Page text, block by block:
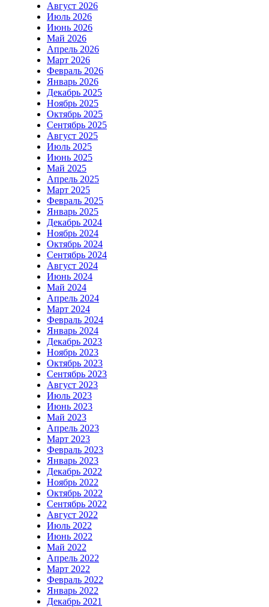
Август 2026
Июль 2026
Июнь 2026
Май 2026
Апрель 2026
Март 2026
Февраль 2026
Январь 2026
Декабрь 2025
Ноябрь 2025
Октябрь 2025
Сентябрь 2025
Август 2025
Июль 2025
Июнь 2025
Май 2025
Апрель 2025
Март 2025
Февраль 2025
Январь 2025
Декабрь 2024
Ноябрь 2024
Октябрь 2024
Сентябрь 2024
Август 2024
Июнь 2024
Май 2024
Апрель 2024
Март 2024
Февраль 2024
Январь 2024
Декабрь 2023
Ноябрь 2023
Октябрь 2023
Сентябрь 2023
Август 2023
Июль 2023
Июнь 2023
Май 2023
Апрель 2023
Март 2023
Февраль 2023
Январь 2023
Декабрь 2022
Ноябрь 2022
Октябрь 2022
Сентябрь 2022
Август 2022
Июль 2022
Июнь 2022
Май 2022
Апрель 2022
Март 2022
Февраль 2022
Январь 2022
Декабрь 2021